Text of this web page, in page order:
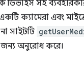
ডিভাইস সহ
ক্যামেরা এবং
সাইটটি
জন্য অনুরোধ করে।